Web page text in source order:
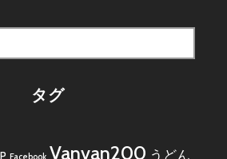
タグ
Vanvan200 うどん